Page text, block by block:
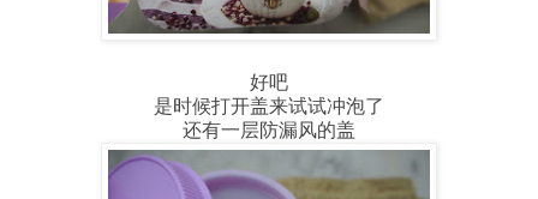
好吧
是时候打开盖来试试冲泡了
还有一层防漏风的盖